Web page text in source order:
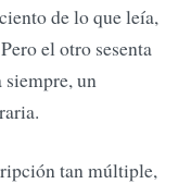
de lo que leía,
el otro sesenta
siempre, un
tan múltiple,